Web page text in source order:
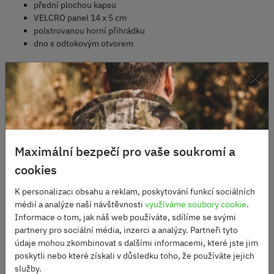
přední plochou kapsu
VELCRO panel 14 x 5 cm
polstrovanou horní přihrádku
dno s odtokovým otvorem
Specifikace:
objem: 17 L
rozměry: 30 x 45 x 14 cm
hmotnost: 800 g
materiál: 100% polyester
Alternativní produkty
×
Maximální bezpečí pro vaše soukromí a
cookies
K personalizaci obsahu a reklam, poskytování funkcí sociálních
médií a analýze naší návštěvnosti využíváme soubory cookie.
Informace o tom, jak náš web používáte, sdílíme se svými
partnery pro sociální média, inzerci a analýzy. Partneři tyto
údaje mohou zkombinovat s dalšími informacemi, které jste jim
poskytli nebo které získali v důsledku toho, že používáte jejich
služby.